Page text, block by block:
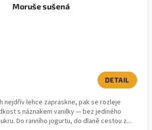
Moruše sušená
DETAIL
nejdřív lehce zapraskne, pak se rozleje
s náznakem vanilky — bez jediného
Do ranního jogurtu, do dlaně cestou z...